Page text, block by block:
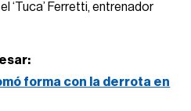
‘Tuca’ Ferretti, entrenador
forma con la derrota en